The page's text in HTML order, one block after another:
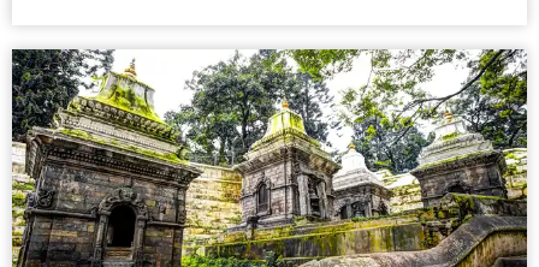
9


53 opiniones
declarada
Patrimonio de la Humanidad por la Unesco